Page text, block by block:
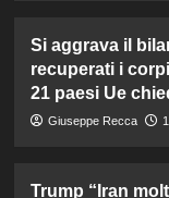
Si aggrava il
recuperati i
21 paesi Ue
Giuseppe Recca
Trump “Iran